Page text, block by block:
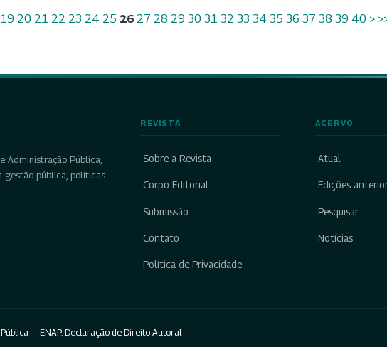
19 20 21 22 23 24 25 26 27 28 29 30 31 32 33 34 35 36 37 38 39 40 >
Administração Pública,
gestão pública, políticas
REVISTA
Sobre a Revista
Corpo Editorial
Submissão
Contato
Política de Privacidade
ACERVO
Atual
Edições
Pesquisar
Notícias
— ENAP. Declaração de Direito Autoral